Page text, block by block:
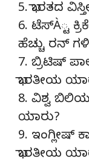
5. ಭಾರತದ
6. ಟೆಸ್À್ಟ
ಹೆಚ್ಚು ರನ್
7. ಬ್ರಿಟಿಷ್
ಭಾರತೀಯ
8. ವಿಶ್ವ
ಯಾರು?
9. ಇಂಗ್ಲೀಷ್
ಭಾರತೀಯ